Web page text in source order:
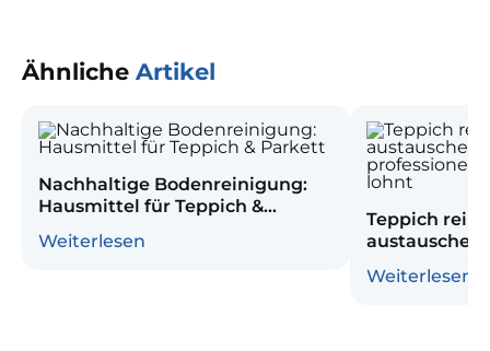
Ähnliche Artikel
Nachhaltige Bodenreinigung:
Hausmittel für Teppich &
Weiterlesen
Teppich
lohnt
Weiterlesen